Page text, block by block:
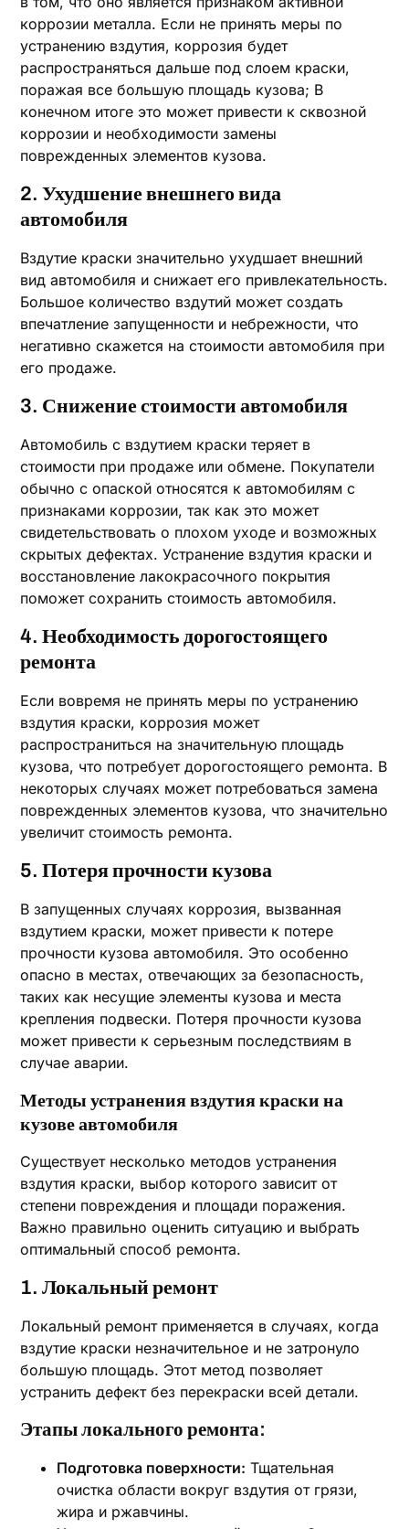
коррозии металла. Если не принять меры по
устранению вздутия, коррозия будет
распространяться дальше под слоем краски,
поражая все большую площадь кузова; В
конечном итоге это может привести к сквозной
коррозии и необходимости замены
поврежденных элементов кузова.
2. Ухудшение внешнего вида
автомобиля
Вздутие краски значительно ухудшает внешний
вид автомобиля и снижает его привлекательность.
Большое количество вздутий может создать
впечатление запущенности и небрежности, что
негативно скажется на стоимости автомобиля при
его продаже.
3. Снижение стоимости автомобиля
Автомобиль с вздутием краски теряет в
стоимости при продаже или обмене. Покупатели
обычно с опаской относятся к автомобилям с
признаками коррозии, так как это может
свидетельствовать о плохом уходе и возможных
скрытых дефектах. Устранение вздутия краски и
восстановление лакокрасочного покрытия
поможет сохранить стоимость автомобиля.
4. Необходимость дорогостоящего
ремонта
Если вовремя не принять меры по устранению
вздутия краски, коррозия может
распространиться на значительную площадь
кузова, что потребует дорогостоящего ремонта. В
некоторых случаях может потребоваться замена
поврежденных элементов кузова, что значительно
увеличит стоимость ремонта.
5. Потеря прочности кузова
В запущенных случаях коррозия, вызванная
вздутием краски, может привести к потере
прочности кузова автомобиля. Это особенно
опасно в местах, отвечающих за безопасность,
таких как несущие элементы кузова и места
крепления подвески. Потеря прочности кузова
может привести к серьезным последствиям в
случае аварии.
Методы устранения вздутия краски на
кузове автомобиля
Существует несколько методов устранения
вздутия краски, выбор которого зависит от
степени повреждения и площади поражения.
Важно правильно оценить ситуацию и выбрать
оптимальный способ ремонта.
1. Локальный ремонт
Локальный ремонт применяется в случаях, когда
вздутие краски незначительное и не затронуло
большую площадь. Этот метод позволяет
устранить дефект без перекраски всей детали.
Этапы локального ремонта:
Подготовка поверхности: Тщательная
очистка области вокруг вздутия от грязи,
жира и ржавчины.